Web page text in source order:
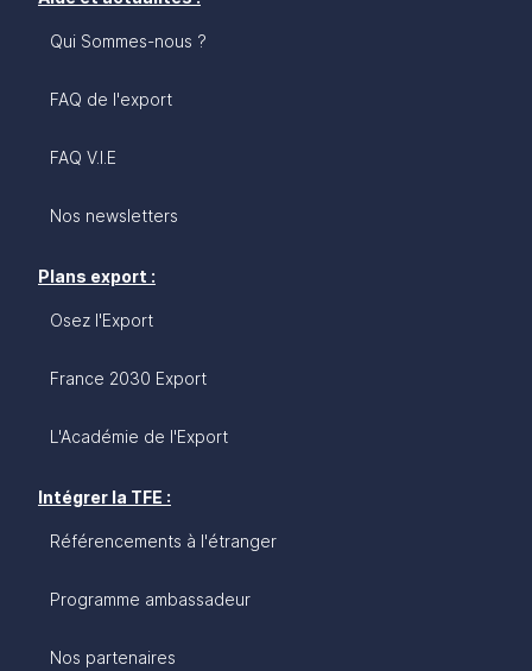
Qui Sommes-nous ?
FAQ de l'export
FAQ V.I.E
Nos newsletters
Plans export :
Osez l'Export
France 2030 Export
L'Académie de l'Export
Intégrer la TFE :
Référencements à l'étranger
Programme ambassadeur
Nos partenaires